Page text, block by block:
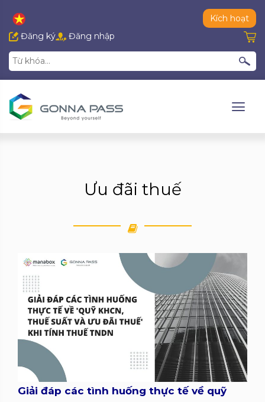
Kích hoạt
Đăng ký
Đăng nhập
Ưu đãi thuế
Giải đáp các tình huống thực tế về quỹ